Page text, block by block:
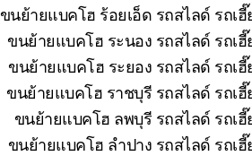
ขนย้ายแบคโฮ ร้อยเอ็ด รถสไลด์ รถเ
ขนย้ายแบคโฮ ระนอง รถสไลด์ รถเ
ขนย้ายแบคโฮ ระยอง รถสไลด์ รถเ
ขนย้ายแบคโฮ ราชบุรี รถสไลด์ รถเ
ขนย้ายแบคโฮ ลพบุรี รถสไลด์ รถเ
ขนย้ายแบคโฮ ลำปาง รถสไลด์ รถเ